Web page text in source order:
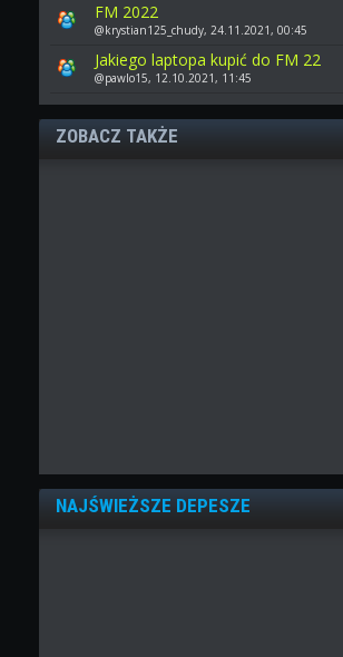
FM 2022
@krystian125_chudy, 24.11.2021, 00:45
Jakiego laptopa kupić do FM 22
@pawlo15, 12.10.2021, 11:45
ZOBACZ TAKŻE
NAJŚWIEŻSZE DEPESZE